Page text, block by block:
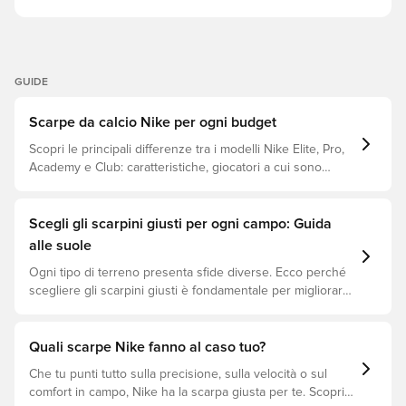
GUIDE
Scarpe da calcio Nike per ogni budget
Scopri le principali differenze tra i modelli Nike Elite, Pro,
Academy e Club: caratteristiche, giocatori a cui sono
Scegli gli scarpini giusti per ogni campo: Guida
alle suole
Ogni tipo di terreno presenta sfide diverse. Ecco perché
scegliere gli scarpini giusti è fondamentale per migliorare
tipo di superficie!
Quali scarpe Nike fanno al caso tuo?
Che tu punti tutto sulla precisione, sulla velocità o sul
comfort in campo, Nike ha la scarpa giusta per te. Scopri